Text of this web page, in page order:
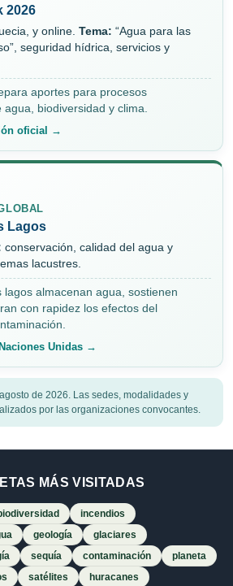
2026
y online. Tema: “Agua para las
seguridad hídrica, servicios y
aportes para procesos
agua, biodiversidad y clima.
oficial →
Lagos
conservación, calidad del agua y
lacustres.
lagos almacenan agua, sostienen
con rapidez los efectos del
Unidas →
de 2026. Las sedes, modalidades y
por las organizaciones convocantes.
MÁS VISITADAS
incendios
geología
glaciares
sequía contaminación
planeta
satélites
huracanes